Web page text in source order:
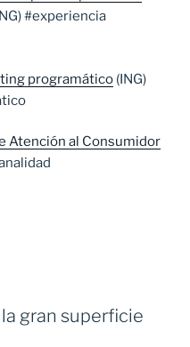
#experiencia
programático (ING)
Atención al Consumidor
gran superficie